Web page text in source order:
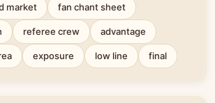
market fan chant sheet
referee crew advantage
exposure low line final